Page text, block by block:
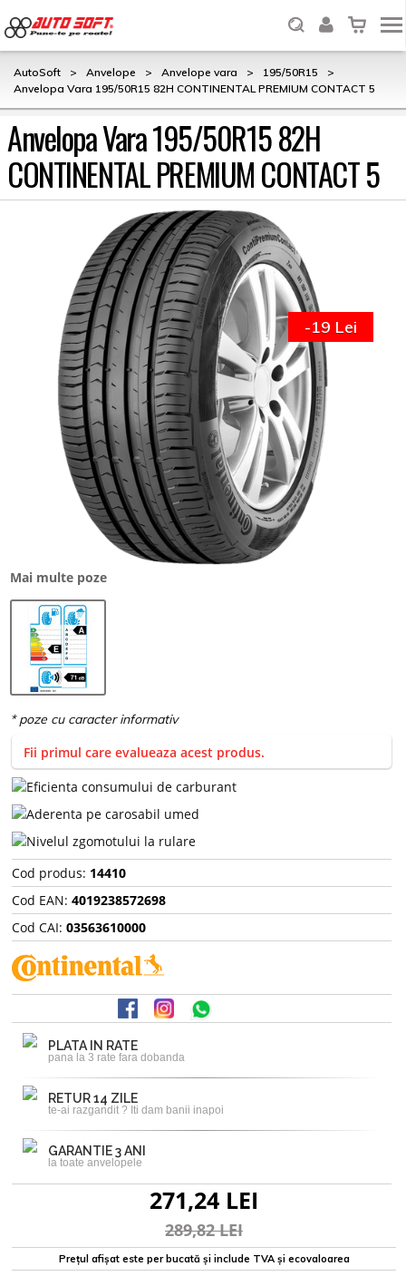
AutoSoft > Anvelope > Anvelope vara > 195/50R15
>
Anvelopa Vara 195/50R15 82H CONTINENTAL PREMIUM CONTACT 5
Anvelopa Vara 195/50R15 82H
CONTINENTAL PREMIUM CONTACT 5
Mai multe poze
-19 Lei
Fii primul care evalueaza acest produs.
Cod produs: 14410
Cod EAN: 4019238572698
Cod CAI: 03563610000
PLATA IN RATE
pana la 3 rate fara dobanda
RETUR 14 ZILE
te-ai razgandit ? Iti dam banii inapoi
GARANTIE 3 ANI
la toate anvelopele
271,24 LEI
289,82 LEI
Prețul afișat este per bucată și include TVA și ecovaloarea